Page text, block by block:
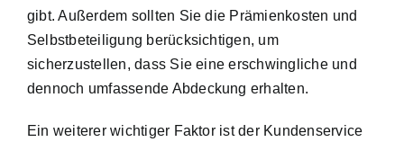
gibt. Außerdem sollten Sie die Prämienkosten und
Selbstbeteiligung berücksichtigen, um
sicherzustellen, dass Sie eine erschwingliche und
dennoch umfassende Abdeckung erhalten.
Ein weiterer wichtiger Faktor ist der Kundenservice